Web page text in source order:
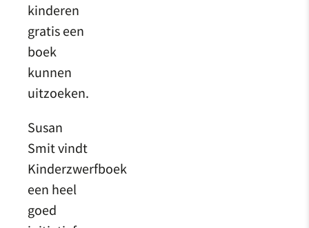
kinderen
gratis een
boek
kunnen
uitzoeken.
Susan
Smit vindt
Kinderzwerfboek
een heel
goed